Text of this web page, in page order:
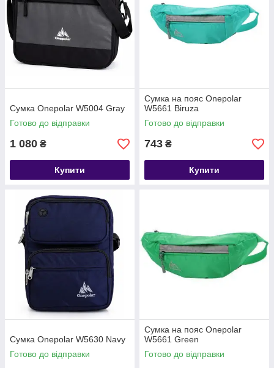
Сумка Onepolar W5004 Gray
Готово до відправки
1 080 ₴
Купити
Сумка на пояс Onepolar
W5661 Biruza
Готово до відправки
743 ₴
Купити
Сумка Onepolar W5630 Navy
Готово до відправки
Сумка на пояс Onepolar
W5661 Green
Готово до відправки